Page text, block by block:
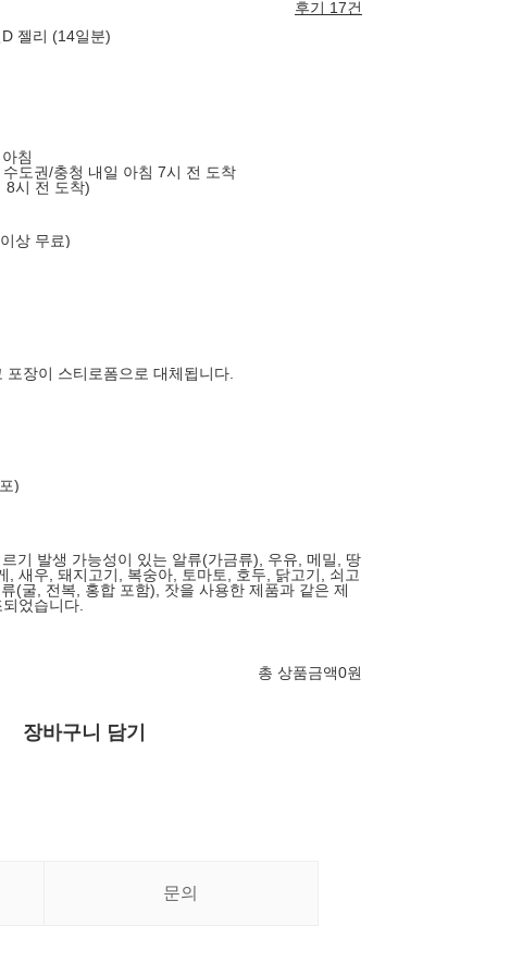
후기 17건
젤리 (14일분)
침
도권/충청 내일 아침 7시 전 도착
8시 전 도착)
상 무료)
포장이 스티로폼으로 대체됩니다.
)
기 발생 가능성이 있는 알류(가금류), 우유, 메밀, 땅
, 새우, 돼지고기, 복숭아, 토마토, 호두, 닭고기, 쇠고
(굴, 전복, 홍합 포함), 잣을 사용한 제품과 같은 제
었습니다.
총 상품금액0원
장바구니 담기
문의